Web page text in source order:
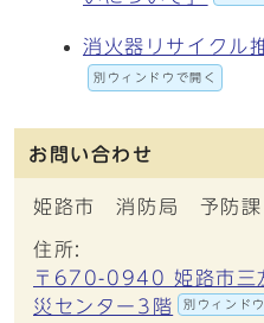
消火器リサイクル
別ウィンドウで開く
お問い合わせ
姫路市 消防局 予防課
住所:
〒670-0940 姫路市三
災センター3階
別ウィンド